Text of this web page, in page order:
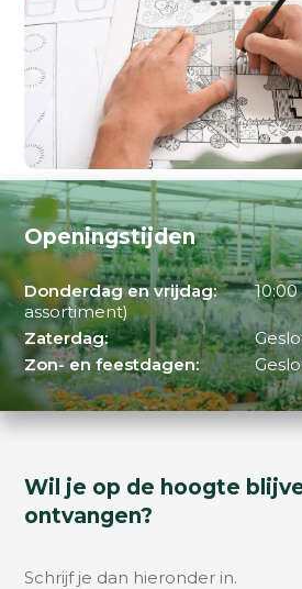
Openingstijden
Donderdag en vrijdag:
assortiment)
Zaterdag:
Zon- en feestdagen:
Wil je op de hoogte
ontvangen?
Schrijf je dan hieronder in.